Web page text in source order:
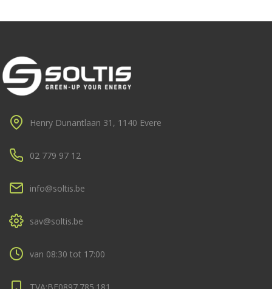
Henry Dunantlaan 31, 1140 Evere
02 779 97 12
info@soltis.be
sav@soltis.be
van 08:30 tot 17:00